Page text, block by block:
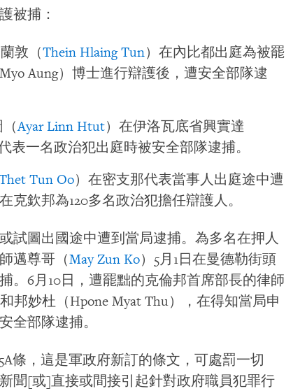
被捕：
敦（Thein Hlaing Tun）在內比都出庭為被罷
Aung）博士進行辯護後，遭安全部隊逮
（Ayar Linn Htut）在伊洛瓦底省興實達
表一名政治犯出庭時被安全部隊逮捕。
Tun Oo）在密支那代表當事人出庭途中遭
克欽邦為120多名政治犯擔任辯護人。
試圖出國途中遭到當局逮捕。為多名在押人
邁尊哥（May Zun Ko）5月1日在曼德勒街頭
。6月10日，遭罷黜的克倫邦首席部長的律師
邦妙杜（Hpone Myat Thu），在得知當局申
全部隊逮捕。
條，這是軍政府新訂的條文，可處罰一切
聞[或]直接或間接引起針對政府職員犯罪行